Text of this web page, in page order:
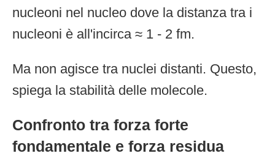
nucleoni nel nucleo dove la distanza tra i
nucleoni è all'incirca ≈ 1 - 2 fm.
Ma non agisce tra nuclei distanti. Questo,
spiega la stabilità delle molecole.
Confronto tra forza forte
fondamentale e forza residua